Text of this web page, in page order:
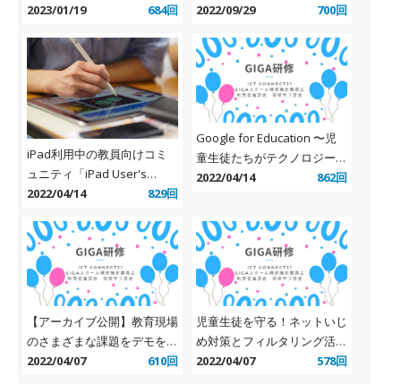
「G-Apps.jp 公
2023/01/19 684回
8セッション公開
2022/09/29 700回
iPad利用中の教員向けコミ
ュニティ「iPad User's
Salon」開設
2022/04/14 829回
Google for Education 〜児
童生徒たちがテクノロジーを
安全に、かつ最大限に活用で
2022/04/14 862回
【アーカイブ公開】教育現場
のさまざまな課題をデモを交
えてご紹介！ ～誹謗中傷や
2022/04/07 610回
児童生徒を守る！ネットいじ
め対策とフィルタリング活用
方法 【兵庫県立大学 竹内和
2022/04/07 578回